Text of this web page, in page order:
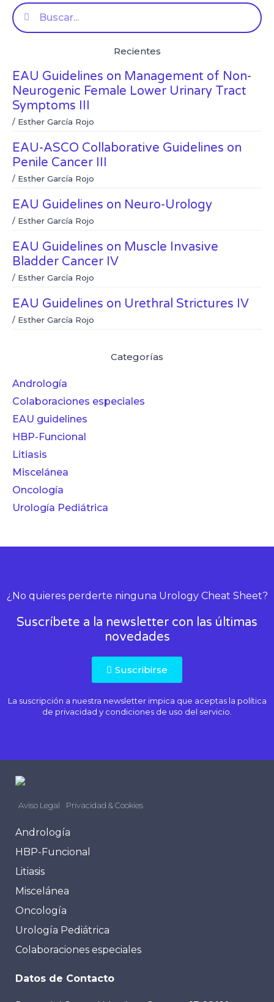
Buscar
Recientes
EAU Guidelines on Management of Non-
Neurogenic Female Lower Urinary Tract
Symptoms III
/ Esther García Rojo
EAU-ASCO Collaborative Guidelines on
Penile Cancer III
/ Esther García Rojo
EAU Guidelines on Neuro-Urology
/ Esther García Rojo
EAU Guidelines on Muscle Invasive
Bladder Cancer IV
/ Esther García Rojo
EAU Guidelines on Urethral Strictures IV
/ Esther García Rojo
Categorías
Andrología
Colaboraciones especiales
EAU guidelines
HBP-Funcional
Litiasis
Miscelánea
Oncología
Urología Pediátrica
¿No quieres perderte ninguna Urology Cheat Sheet?
Suscríbete a la newsletter con las últimas
novedades
Suscribirse
La suscripción a nuestra newsletter impica que aceptas la política
de privacidad y condiciones de uso del servicio.
Aviso Legal Privacidad & Cookies
Andrología
HBP-Funcional
Litiasis
Miscelánea
Oncología
Urología Pediátrica
Colaboraciones especiales
Datos de Contacto